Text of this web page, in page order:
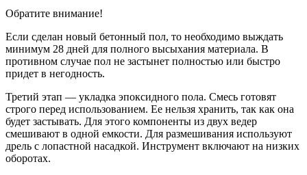
Обратите внимание!
Если сделан новый бетонный пол, то необходимо выждать
минимум 28 дней для полного высыхания материала. В
противном случае пол не застынет полностью или быстро
придет в негодность.
Третий этап — укладка эпоксидного пола. Смесь готовят
строго перед использованием. Ее нельзя хранить, так как она
будет застывать. Для этого компоненты из двух ведер
смешивают в одной емкости. Для размешивания используют
дрель с лопастной насадкой. Инструмент включают на низких
оборотах.